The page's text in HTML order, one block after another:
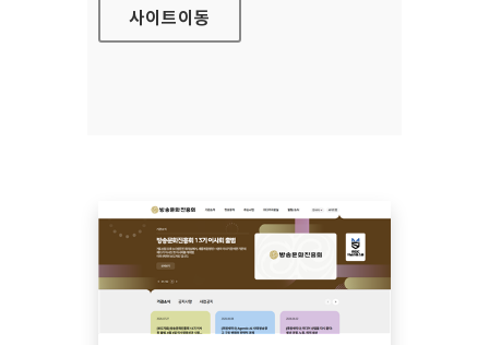
사이트이동